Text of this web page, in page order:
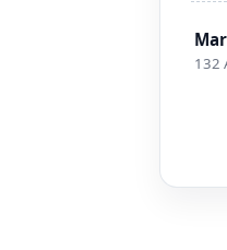
132